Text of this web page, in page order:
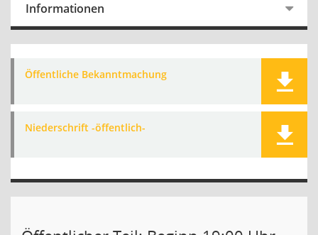
Informationen
Öffentliche Bekanntmachung
Niederschrift -öffentlich-